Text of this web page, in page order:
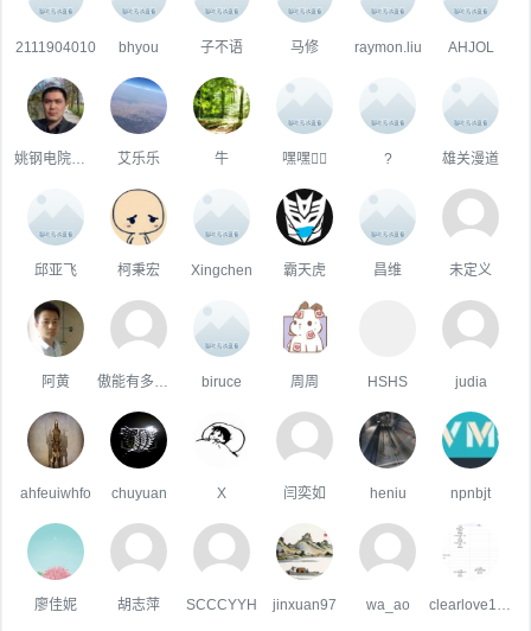
2111904010 bhyou 子不语 马修 raymon.liu AHJOL
艾乐乐 牛 嘿嘿 ? 雄关漫道
邱亚飞 柯秉宏 Xingchen 霸天虎 昌维 未定义
阿黄 biruce 周周 HSHS judia
ahfeuiwhfo chuyuan X 闫奕如 heniu npnbjt
廖佳妮 胡志萍 SCCCYYH jinxuan97 wa_ao